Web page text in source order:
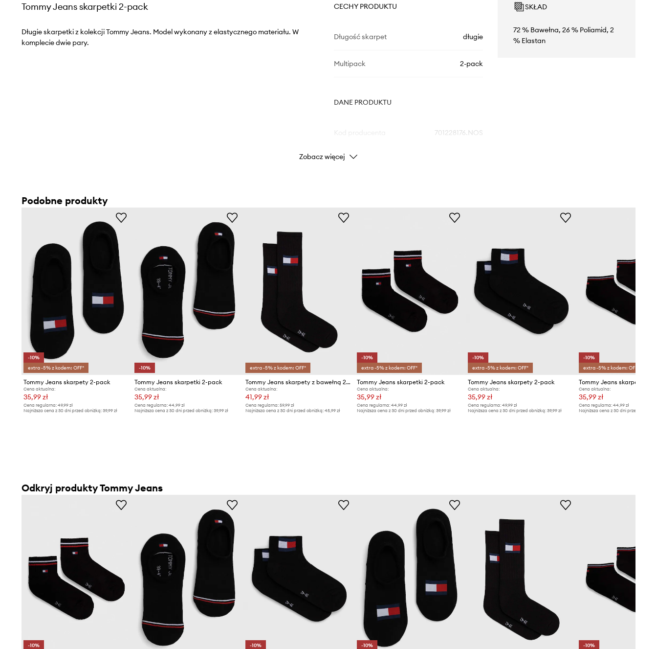
Tommy Jeans skarpetki 2-pack
Długie skarpetki z kolekcji Tommy Jeans. Model wykonany z elastycznego materiału. W
komplecie dwie pary.
CECHY PRODUKTU
Długość skarpet długie
Multipack 2-pack
DANE PRODUKTU
701228176.NOS
Kolor producenta
Marka Tommy Jeans
ID Produktu
SKŁAD
72 % Bawełna, 26 % Poliamid, 2
% Elastan
Zobacz więcej
Podobne produkty
-10%
extra -5% z kodem: OFF*
Tommy Jeans skarpety 2-pack
Cena aktualna:
35,99 zł
Cena regularna: 49,99 zł
Najniższa cena z 30 dni przed obniżką: 39,99 zł
-10%
Tommy Jeans skarpetki 2-pack
Cena aktualna:
35,99 zł
Cena regularna:44,99 zł
Najniższa cena z 30 dni przed obniżką:39,99 zł
extra -5% z kodem: OFF*
Tommy Jeans skarpety z bawełną 2-pack
Cena aktualna:
41,99 zł
Cena regularna: 59,99 zł
Najniższa cena z 30 dni przed obniżką: 45,99 zł
-10%
extra -5% z kodem: OFF*
Tommy Jeans skarpetki 2-pack
Cena aktualna:
35,99 zł
Cena regularna: 44,99 zł
Najniższa cena z 30 dni przed obniżką: 39,99 zł
-10%
extra -5% z kodem: OFF*
Tommy Jeans skarpety 2-pack
Cena aktualna:
35,99 zł
Cena regularna:49,99 zł
Najniższa cena z 30 dni przed obniżką:39,99 zł
-10%
extra -5% z kodem: OFF*
Tommy Jeans skarpetki 2-
Cena aktualna:
35,99 zł
Cena regularna: 44,99 zł
Najniższa cena z 30 dni przed obniżką:
Odkryj produkty Tommy Jeans
-10%
-10%
-10%
-10%